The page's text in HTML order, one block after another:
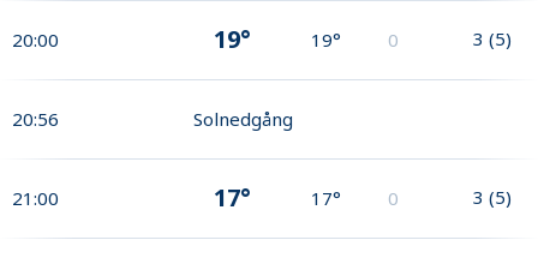
20:00 19° 19° 0 3 (5)
20:56 Solnedgång
21:00 17° 17° 0 3 (5)